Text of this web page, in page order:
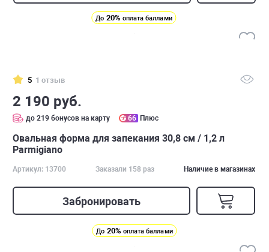
До 20% оплата баллами
5 1 отзыв
2 190 руб.
до 219 бонусов на карту 66 Плюс
Овальная форма для запекания 30,8 см / 1,2 л
Parmigiano
Артикул: 13700 Заказали 158 раз Наличие в магазинах
Забронировать
До 20% оплата баллами